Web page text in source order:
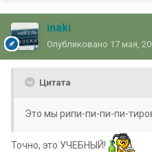
inaki
Опубликовано 17 мая,
Цитата
Это мы рипи-пи-пи-пи-
Точно, это УЧЕБНЫЙ!